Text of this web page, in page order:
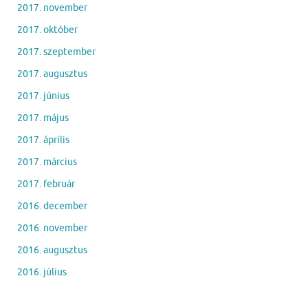
2017. november
2017. október
2017. szeptember
2017. augusztus
2017. június
2017. május
2017. április
2017. március
2017. február
2016. december
2016. november
2016. augusztus
2016. július